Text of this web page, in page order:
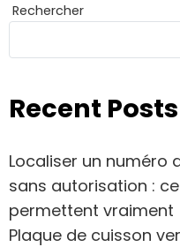
Rechercher
Recent Posts
Localiser un numéro
sans autorisation :
permettent vraiment
Plaque de cuisson